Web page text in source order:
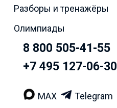
Разборы и тренажёры
Олимпиады
8 800 505-41-55
+7 495 127-06-30
MAX Telegram